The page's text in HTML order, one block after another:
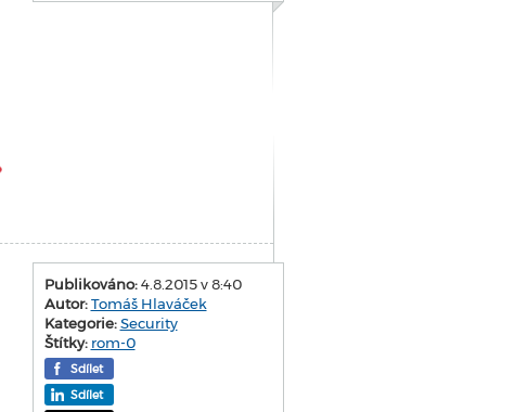
Publikováno:4.8.2015 v 8:40
Autor: Tomáš Hlaváček
Kategorie: Security
Štítky: rom-0
Sdílet
Sdílet